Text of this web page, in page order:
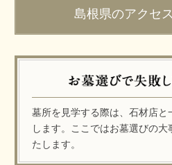
島根県のアクセ
墓所を見学する際は、石材店と
します。ここではお墓選びの
たします。